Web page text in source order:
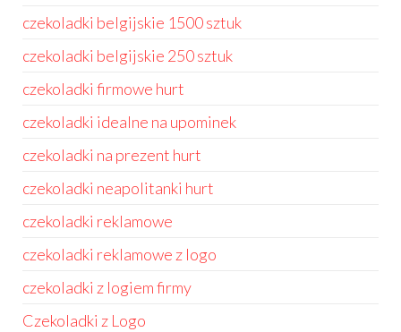
czekoladki belgijskie 1500 sztuk
czekoladki belgijskie 250 sztuk
czekoladki firmowe hurt
czekoladki idealne na upominek
czekoladki na prezent hurt
czekoladki neapolitanki hurt
czekoladki reklamowe
czekoladki reklamowe z logo
czekoladki z logiem firmy
Czekoladki z Logo